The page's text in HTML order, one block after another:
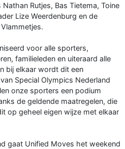
Rutjes, Bas Tietema, Toine
Lize Weerdenburg en de
voor alle sporters,
familieleden en uiteraard alle
bij elkaar wordt dit een
Special Olympics Nederland
onze sporters een podium
de geldende maatregelen, die
op geheel eigen wijze met elkaar
gaat Unified Moves het weekend